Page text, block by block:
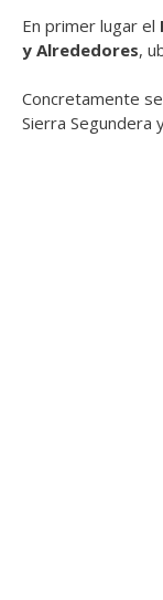
En primer lugar el
y Alrededores,
Concretamente
Sierra Segundera